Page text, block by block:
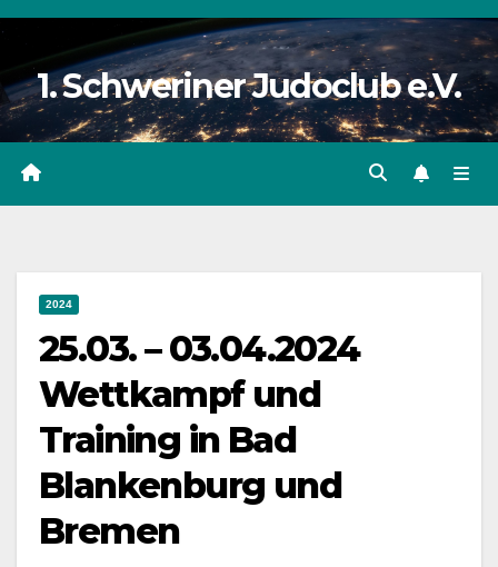
Zum
springen1. Schweriner Judoclub e.V.
2024
25.03. – 03.04.2024
Wettkampf und
Training in Bad
Blankenburg und
Bremen